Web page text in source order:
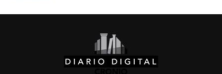
Me gusta esto: